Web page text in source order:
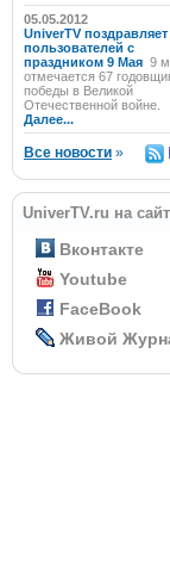
05.05.2012
UniverTV поздравляет
пользователей с
праздником 9 Мая 9
отмечается 67
победы в Великой
Отечественной войне.
Далее...
Все новости »
UniverTV.ru на
Вконтакте
Youtube
FaceBook
Живой